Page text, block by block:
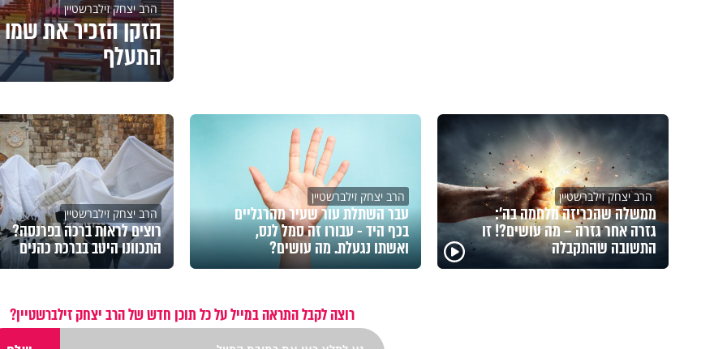
הרב יצחק זילברשטיין
הזקן הזכיר את
התעלף
הרב יצחק זילברשטיין
ממשלה שהכריזה מלחמה בה’:
גזרה אחר גזרה – מה עושים?! זו
התשובה שהתקבלה
הרב יצחק זילברשטיין
עבר השתלת עור שעיר מהרגליים
בכף היד - עבורו זה סמל לנס,
ואשתו נגעלת. מה עושים?
הרב יצחק זילברשטיין
רוצים לראות ברכה בפרנסה?
התכוונו היטב בברכת כהנים
רוצה לקבל התראה במייל על כל תוכן חדש של הרב יצחק זילברשטיין?